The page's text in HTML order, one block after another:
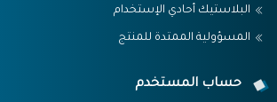
البلاستيك أحادي الإستخدام
المسؤولية الممتدة للمنتج
حساب المستخدم